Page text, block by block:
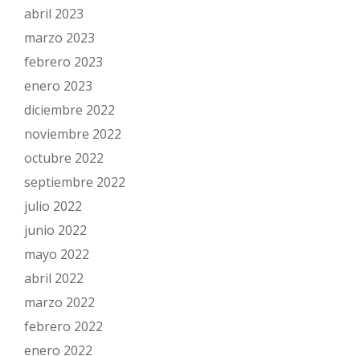
abril 2023
marzo 2023
febrero 2023
enero 2023
diciembre 2022
noviembre 2022
octubre 2022
septiembre 2022
julio 2022
junio 2022
mayo 2022
abril 2022
marzo 2022
febrero 2022
enero 2022